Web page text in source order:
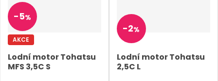
p
o
č
e
t
o
č
t
-5%
AKCE
Lodní motor Tohatsu
MFS 3,5C S
-2%
Lodní motor Tohatsu
2,5C L